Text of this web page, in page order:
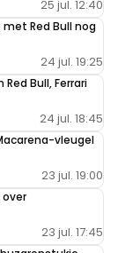
25 jul. 12:40
Red Bull nog
24 jul. 19:25
Bull, Ferrari
24 jul. 18:45
vleugel
23 jul. 19:00
23 jul. 17:45